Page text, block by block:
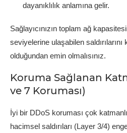
dayanıklılık anlamına gelir.
Sağlayıcınızın toplam ağ
seviyelerine ulaşabilen
olduğundan emin olmalısınız.
Koruma Sağlanan
ve 7 Koruması)
İyi bir DDoS koruması çok
hacimsel saldırıları (Layer 3/4)